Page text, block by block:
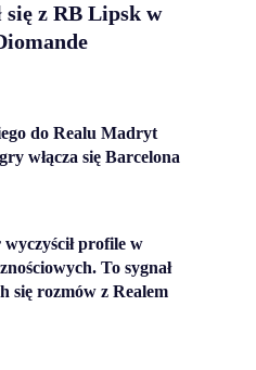
z RB Lipsk w
do Realu Madryt
włącza się Barcelona
profile w
To sygnał
się rozmów z Realem